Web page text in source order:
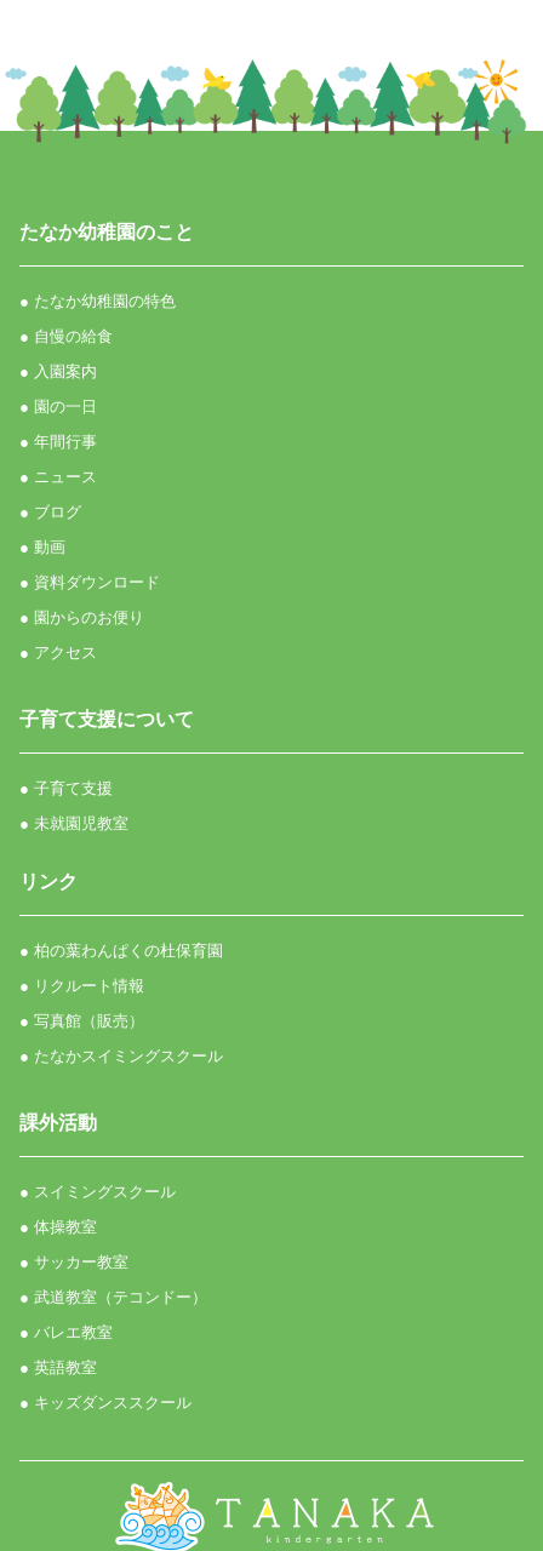
たなか幼稚園のこと
● たなか幼稚園の特色
● 自慢の給食
● 入園案内
● 園の一日
● 年間行事
● ニュース
● ブログ
● 動画
● 資料ダウンロード
● 園からのお便り
● アクセス
子育て支援について
● 子育て支援
● 未就園児教室
リンク
● 柏の葉わんぱくの杜保育園
● リクルート情報
● 写真館（販売）
● たなかスイミングスクール
課外活動
● スイミングスクール
● 体操教室
● サッカー教室
● 武道教室（テコンドー）
● バレエ教室
● 英語教室
● キッズダンススクール